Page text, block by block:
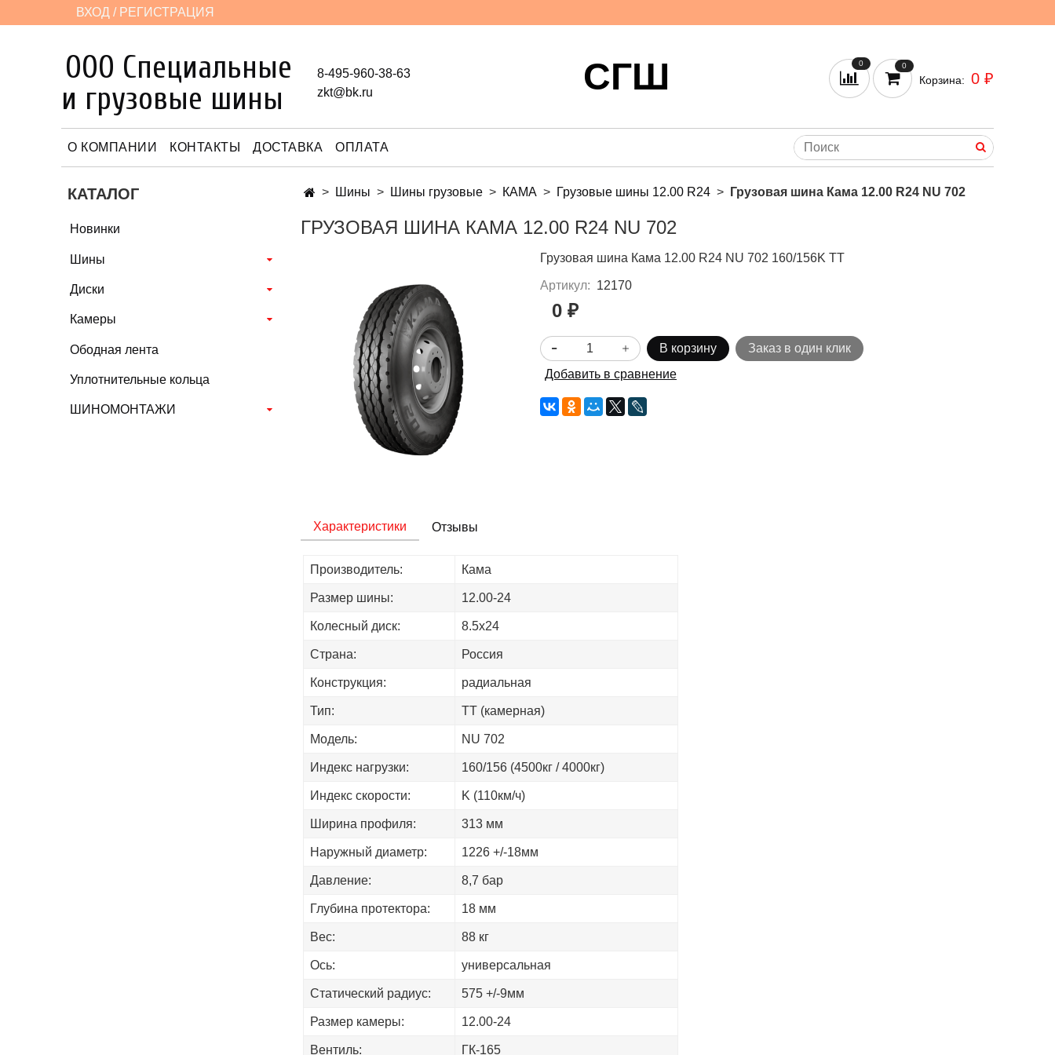
ВХОД / РЕГИСТРАЦИЯ
ООО Специальные
и грузовые шины
8-495-960-38-63
zkt@bk.ru
СГШ 0 0
Корзина: 0 ₽
О КОМПАНИИ КОНТАКТЫ ДОСТАВКА ОПЛАТА
Шины Шины грузовые КАМА Грузовые шины 12.00 R24 Грузовая шина Кама 12.00 R24 NU 702
ГРУЗОВАЯ ШИНА КАМА 12.00 R24 NU 702
Грузовая шина Кама 12.00 R24 NU 702 160/156K TT
Артикул: 12170
0 ₽
В корзину
Заказ в один клик
Добавить в сравнение
Характеристики
Производитель: Кама
Размер шины: 12.00-24
Колесный диск: 8.5х24
Страна: Россия
Конструкция: радиальная
Тип: ТТ (камерная)
Модель: NU 702
Индекс нагрузки: 160/156 (4500кг / 4000кг)
Индекс скорости: K (110км/ч)
Ширина профиля: 313 мм
Наружный диаметр: 1226 +/-18мм
Давление: 8,7 бар
Глубина протектора: 18 мм
Вес: 88 кг
Ось: универсальная
Статический радиус: 575 +/-9мм
Размер камеры: 12.00-24
Вентиль: ГК-165
Отзывы
КАТАЛОГ
Новинки
Шины
Диски
Камеры
Ободная лента
Уплотнительные кольца
ШИНОМОНТАЖИ